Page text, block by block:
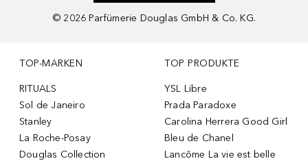
© 2026 Parfümerie Douglas GmbH & Co. KG.
TOP-MARKEN
RITUALS
Sol de Janeiro
Stanley
La Roche-Posay
Douglas Collection
TOP PRODUKTE
YSL Libre
Prada Paradoxe
Carolina Herrera Good Girl
Bleu de Chanel
Lancôme La vie est belle